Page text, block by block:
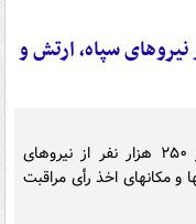
انتخابات با ۲۵۰ هزار نیروهای سپاه، ارتش و
رئیس ستاد امنیت انتخابات گفت: بیش از ۲۵۰ هزار نفر از نیروهای
مکانهای اخذ رأی مراقبت